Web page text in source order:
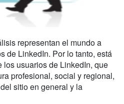
representan el mundo a
de LinkedIn. Por lo tanto, está
usuarios de LinkedIn, que
profesional, social y regional,
sitio en general y la